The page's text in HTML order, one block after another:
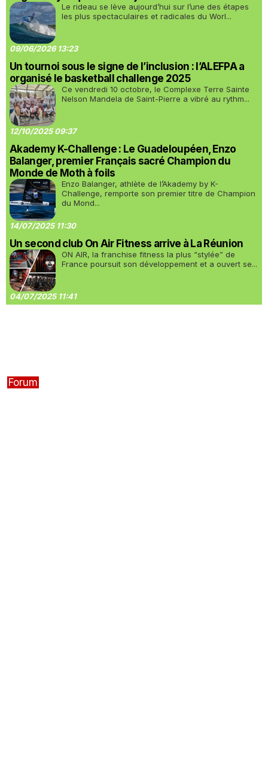
Le rideau se lève aujourd’hui sur l’une des étapes
les plus spectaculaires et radicales du Worl...
09/06/2026 13:23
Un tournoi sous le signe de l’inclusion : l’ALEFPA a
organisé le basketball challenge 2025
Ce vendredi 10 octobre, le Complexe Terre Sainte
Nelson Mandela de Saint-Pierre a vibré au rythm...
12/10/2025 09:37
Akademy K-Challenge : Le Guadeloupéen, Enzo
Balanger, premier Français sacré Champion du
Monde de Moth à foils
Enzo Balanger, athlète de l’Akademy by K-
Challenge, remporte son premier titre de Champion
du Mond...
14/07/2025 11:30
Un second club On Air Fitness arrive à La Réunion
ON AIR, la franchise fitness la plus “stylée” de
France poursuit son développement et a ouvert se...
04/07/2025 11:41
Forum